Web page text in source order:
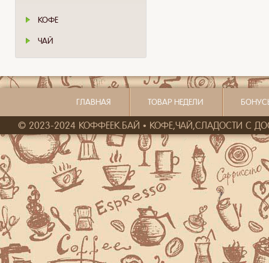
КОФЕ
ЧАЙ
ГЛАВНАЯ ТОВАР НЕДЕЛИ
© 2023-2024 КОФФЕЕК.БАЙ • КОФЕ,ЧАЙ,СЛАДОСТИ С